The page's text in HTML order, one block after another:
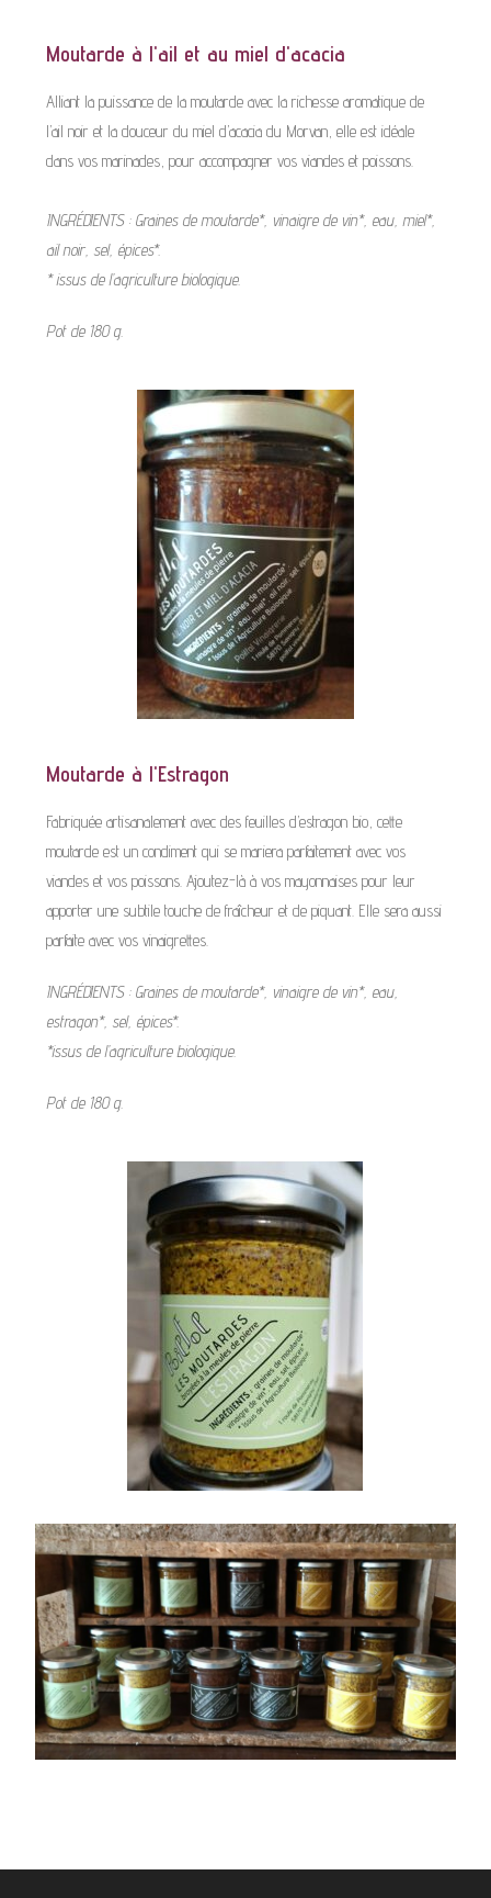
Moutarde à l'ail et au miel d'acacia
Alliant la puissance de la moutarde avec la richesse aromatique de
l’ail noir et la douceur du miel d’acacia du Morvan, elle est idéale
dans vos marinades, pour accompagner vos viandes et poissons.
INGRÉDIENTS : Graines de moutarde*, vinaigre de vin*, eau, miel*,
ail noir, sel, épices*.
* issus de l’agriculture biologique.
Pot de 180 g.
Moutarde à l'Estragon
Fabriquée artisanalement avec des feuilles d’estragon bio, cette
moutarde est un condiment qui se mariera parfaitement avec vos
viandes et vos poissons. Ajoutez-là à vos mayonnaises pour leur
apporter une subtile touche de fraîcheur et de piquant. Elle sera aussi
parfaite avec vos vinaigrettes.
INGRÉDIENTS : Graines de moutarde*, vinaigre de vin*, eau,
estragon*, sel, épices*.
*issus de l’agriculture biologique.
Pot de 180 g.